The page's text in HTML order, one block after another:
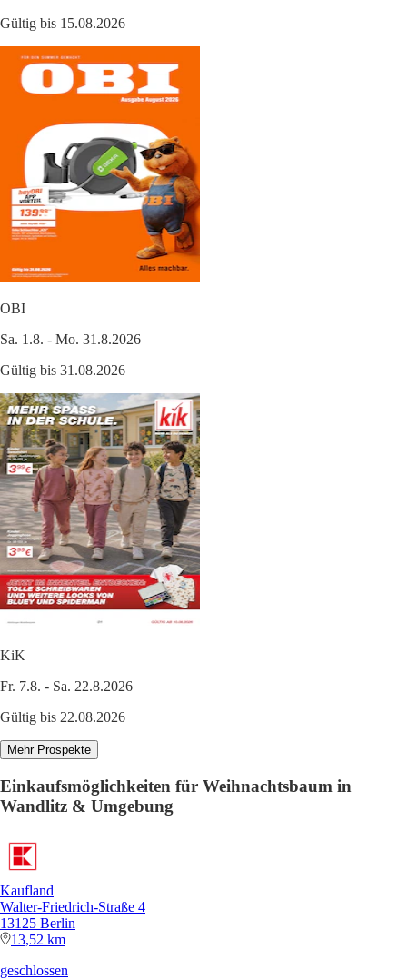
Gültig bis 15.08.2026
OBI
Sa. 1.8. - Mo. 31.8.2026
Gültig bis 31.08.2026
KiK
Fr. 7.8. - Sa. 22.8.2026
Gültig bis 22.08.2026
Mehr Prospekte
Einkaufsmöglichkeiten für Weihnachtsbaum in
Wandlitz & Umgebung
Kaufland
Walter-Friedrich-Straße 4
13125 Berlin
13,52 km
geschlossen